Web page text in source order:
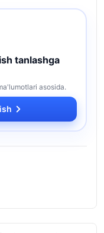
tanlashga
asosida.